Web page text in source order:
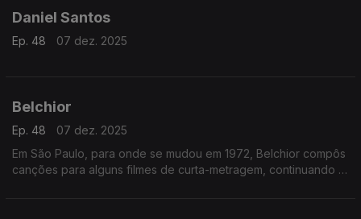
Daniel Santos
Ep. 48 07 dez. 2025
Belchior
Ep. 48
07 dez. 2025
Em São Paulo, para onde se mudou em 1972, Belchior compôs
canções para alguns filmes de curta-metragem, continuando a